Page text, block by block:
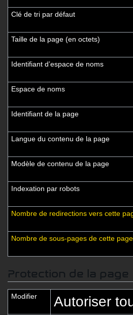
Clé de tri par défaut
Taille de la page (en octets)
Identifiant dʼespace de noms
Espace de noms
Identifiant de la page
Langue du contenu de la page
Modèle de contenu de la page
Indexation par robots
Nombre de redirections vers cette
Nombre de sous-pages de cette page
Protection de la page
Modifier Autoriser